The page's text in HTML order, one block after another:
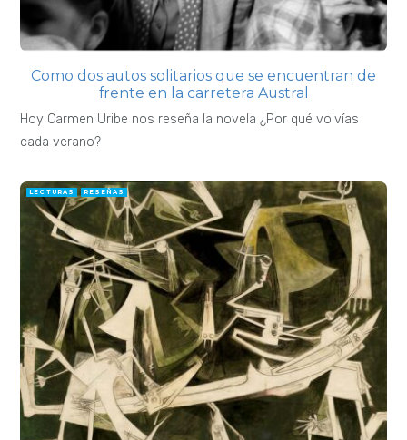
Como dos autos solitarios que se encuentran de
frente en la carretera Austral
Hoy Carmen Uribe nos reseña la novela ¿Por qué volvías
cada verano?
LECTURAS RESEÑAS